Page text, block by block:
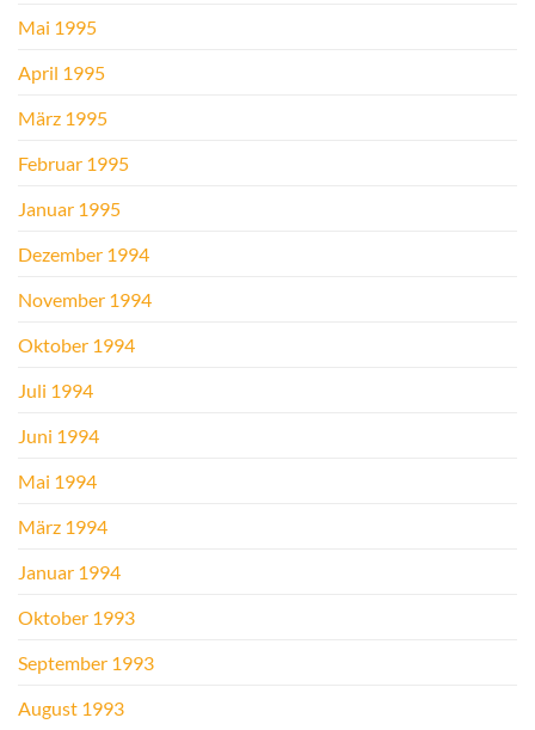
Mai 1995
April 1995
März 1995
Februar 1995
Januar 1995
Dezember 1994
November 1994
Oktober 1994
Juli 1994
Juni 1994
Mai 1994
März 1994
Januar 1994
Oktober 1993
September 1993
August 1993